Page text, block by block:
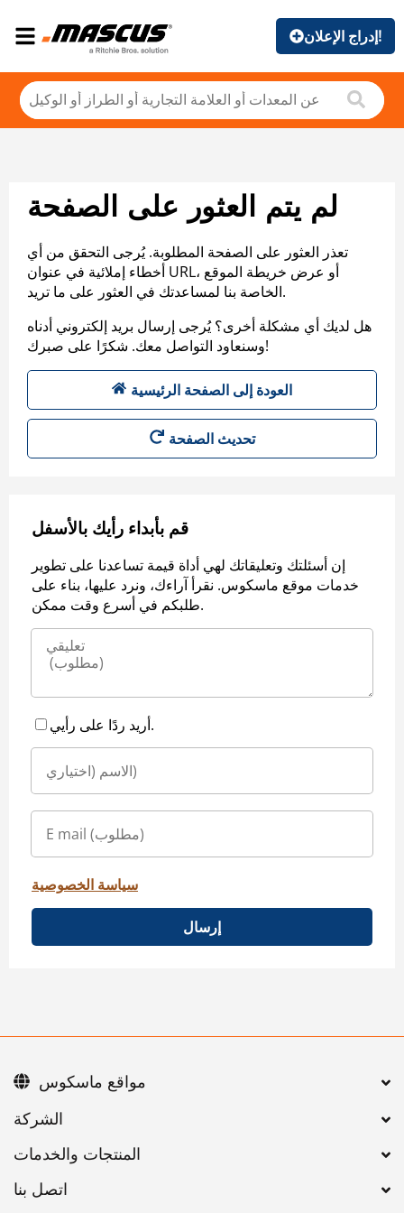
إدراج الإعلان!
لم يتم العثور على الصفحة
تعذر العثور على الصفحة المطلوبة. يُرجى التحقق من أي
أخطاء إملائية في عنوان URL، أو عرض خريطة الموقع
الخاصة بنا لمساعدتك في العثور على ما تريد.
هل لديك أي مشكلة أخرى؟ يُرجى إرسال بريد إلكتروني أدناه
وسنعاود التواصل معك. شكرًا على صبرك!
العودة إلى الصفحة الرئيسية
تحديث الصفحة
قم بأبداء رأيك بالأسفل
إن أسئلتك وتعليقاتك لهي أداة قيمة تساعدنا على تطوير
خدمات موقع ماسكوس. نقرأ آراءك، ونرد عليها، بناء على
طلبكم في أسرع وقت ممكن.
أريد ردًا على رأيي.
سياسة الخصوصية
إرسال
اتصل بنا
مواقع ماسكوس